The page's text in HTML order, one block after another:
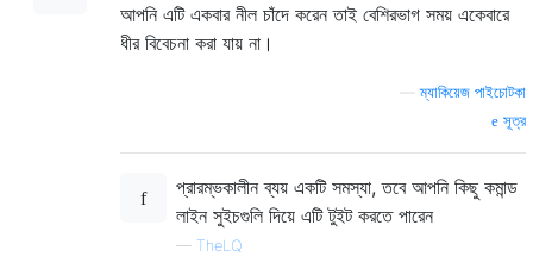
আপনি এটি একবার নীল চাঁদে করেন তাই বেশিরভাগ সময় একেবারে
ধীর বিবেচনা করা যায় না।
—ম্যাকিয়েজ পাইচোটকা
সূত্র
প্রারম্ভকালীন ব্যয় একটি সমস্যা, তবে আপনি কিছু কমান্ড
লাইন সুইচগুলি দিয়ে এটি টুইট করতে পারেন
— TheLQ